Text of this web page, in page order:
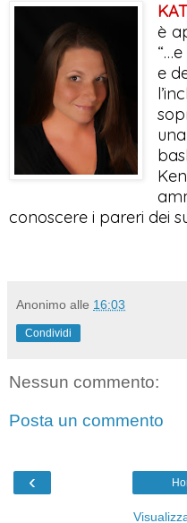
è
e
conoscere i pareri dei
Anonimo alle 16:03
Condividi
Nessun commento:
Posta un commento
‹